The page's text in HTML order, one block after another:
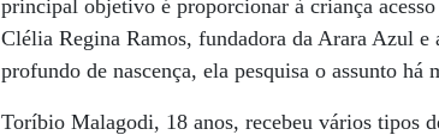
principal objetivo é proporcionar à criança
Clélia Regina Ramos, fundadora da Arara Azul
profundo de nascença, ela pesquisa o assunto há
Toríbio Malagodi, 18 anos, recebeu vários tipos